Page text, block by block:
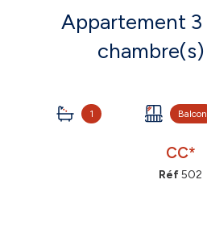
Appartement 3 pièce(s) 2
1 Balcon
CC*
Réf502